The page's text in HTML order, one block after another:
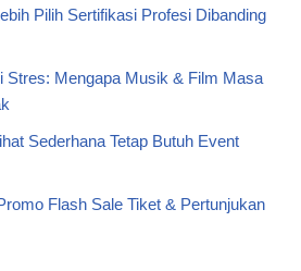
Pilih Sertifikasi Profesi Dibanding
Stres: Mengapa Musik & Film Masa
Sederhana Tetap Butuh Event
Flash Sale Tiket & Pertunjukan